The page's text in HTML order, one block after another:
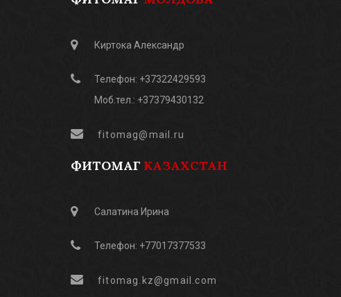
Киртока Александр
Телефон: +37322429593
Моб.тел.: +37379430132
fitomag@mail.ru
ФИТОМАГ КАЗАХСТАН
Салатина Ирина
Телефон: +77017377533
fitomag.kz@gmail.com